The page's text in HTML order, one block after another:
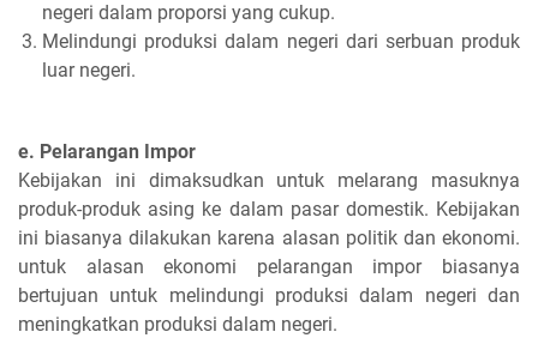
negeri dalam proporsi yang cukup.
Melindungi produksi dalam negeri dari serbuan produk
luar negeri.
e. Pelarangan Impor
Kebijakan ini dimaksudkan untuk melarang masuknya
produk-produk asing ke dalam pasar domestik. Kebijakan
ini biasanya dilakukan karena alasan politik dan ekonomi.
untuk alasan ekonomi pelarangan impor biasanya
bertujuan untuk melindungi produksi dalam negeri dan
meningkatkan produksi dalam negeri.